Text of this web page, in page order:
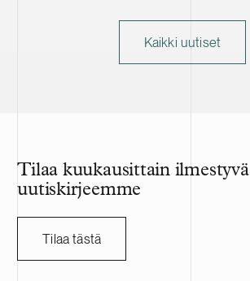
Kaikki uutiset
Tilaa kuukausittain ilmestyvä
uutiskirjeemme
Tilaa tästä